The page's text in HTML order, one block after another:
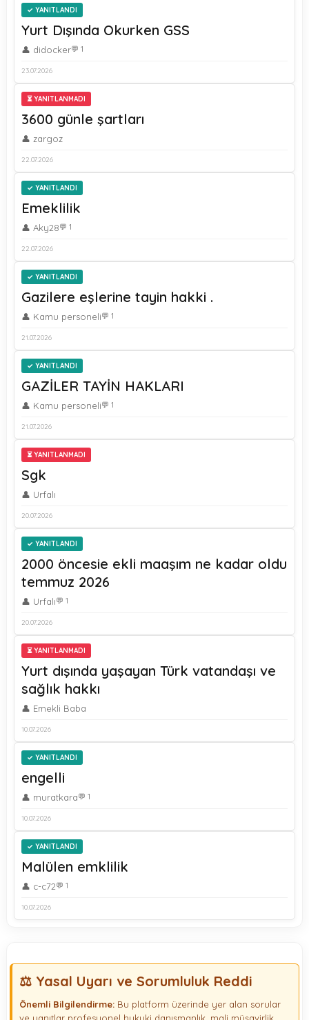
YANITLANDI
Yurt Dışında Okurken GSS
👤 didocker💬 1
23.07.2026
⏳ YANITLANMADI
3600 günle şartları
👤 zargoz
22.07.2026
YANITLANDI
Emeklilik
👤 Aky28💬 1
22.07.2026
YANITLANDI
Gazilere eşlerine tayin hakki .
👤 Kamu personeli💬 1
21.07.2026
YANITLANDI
GAZİLER TAYİN HAKLARI
👤 Kamu personeli💬 1
21.07.2026
⏳ YANITLANMADI
Sgk
👤 Urfalı
20.07.2026
YANITLANDI
2000 öncesie ekli maaşım ne kadar oldu
temmuz 2026
👤 Urfalı💬 1
20.07.2026
⏳ YANITLANMADI
Yurt dışında yaşayan Türk vatandaşı ve
sağlık hakkı
👤 Emekli Baba
10.07.2026
YANITLANDI
engelli
👤 muratkara💬 1
10.07.2026
YANITLANDI
Malülen emklilik
👤 c-c72💬 1
10.07.2026
⚖️ Yasal Uyarı ve Sorumluluk Reddi
Önemli Bilgilendirme: Bu platform üzerinde yer alan sorular